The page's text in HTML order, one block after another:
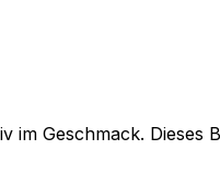
im Geschmack. Dieses